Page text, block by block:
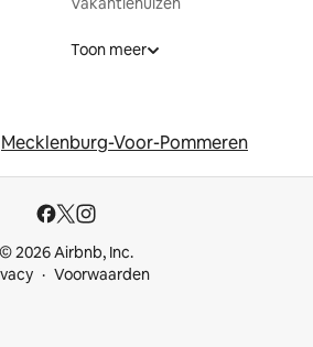
Toon meer
Mecklenburg-Voor-Pommeren
© 2026 Airbnb, Inc.
Voorwaarden